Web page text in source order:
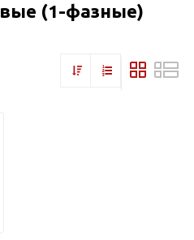
(1-фазные)